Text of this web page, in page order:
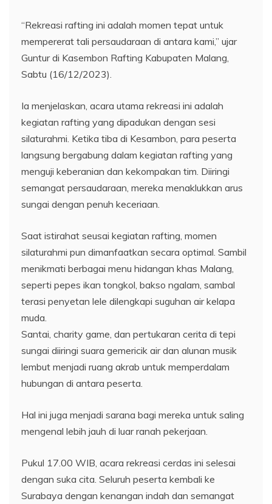
“Rekreasi rafting ini adalah momen tepat untuk
mempererat tali persaudaraan di antara kami,” ujar
Guntur di Kasembon Rafting Kabupaten Malang,
Sabtu (16/12/2023).
Ia menjelaskan, acara utama rekreasi ini adalah
kegiatan rafting yang dipadukan dengan sesi
silaturahmi. Ketika tiba di Kesambon, para peserta
langsung bergabung dalam kegiatan rafting yang
menguji keberanian dan kekompakan tim. Diiringi
semangat persaudaraan, mereka menaklukkan arus
sungai dengan penuh keceriaan.
Saat istirahat seusai kegiatan rafting, momen
silaturahmi pun dimanfaatkan secara optimal. Sambil
menikmati berbagai menu hidangan khas Malang,
seperti pepes ikan tongkol, bakso ngalam, sambal
terasi penyetan lele dilengkapi suguhan air kelapa
muda.
Santai, charity game, dan pertukaran cerita di tepi
sungai diiringi suara gemericik air dan alunan musik
lembut menjadi ruang akrab untuk memperdalam
hubungan di antara peserta.
Hal ini juga menjadi sarana bagi mereka untuk saling
mengenal lebih jauh di luar ranah pekerjaan.
Pukul 17.00 WIB, acara rekreasi cerdas ini selesai
dengan suka cita. Seluruh peserta kembali ke
Surabaya dengan kenangan indah dan semangat